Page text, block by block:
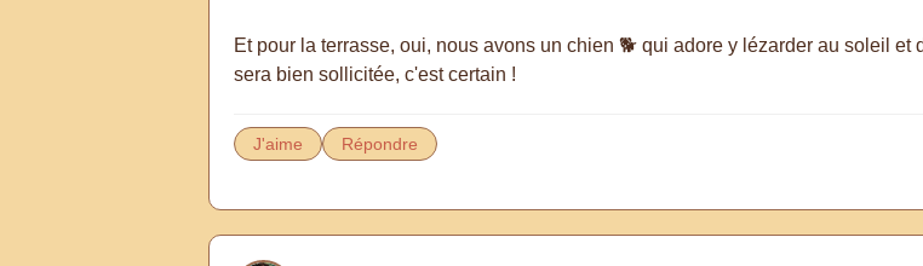
Et pour la terrasse, oui, nous avons un chien 🐕 qui adore y lézarder au soleil
J'aime Répondre